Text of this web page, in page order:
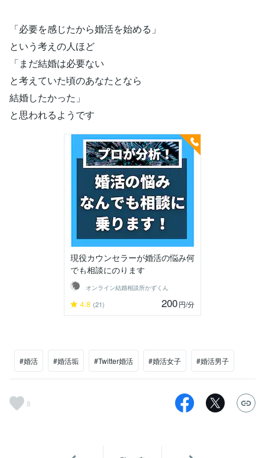
「必要を感じたから婚活を始める」
という考えの人ほど
「まだ結婚は必要ない
と考えていた頃のあなたとなら
結婚したかった」
と思われるようです
現役カウンセラーが婚活の悩み何
でも相談にのります
オンライン結婚相談所かずくん
4.8 (21) 200円/分
#婚活 #婚活垢 #Twitter婚活 #婚活女子 #婚活男子
8